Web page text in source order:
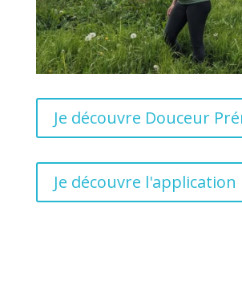
Je découvre Douceur
Je découvre l'application